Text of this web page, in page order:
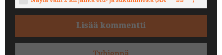
Lisää kommentti